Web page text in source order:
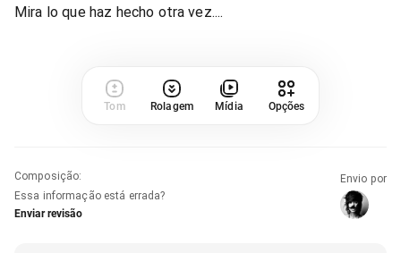
Mira lo que haz hecho otra vez....
Tom Rolagem Mídia Opções
Composição:
Essa informação está errada?
Enviar revisão
Envio por